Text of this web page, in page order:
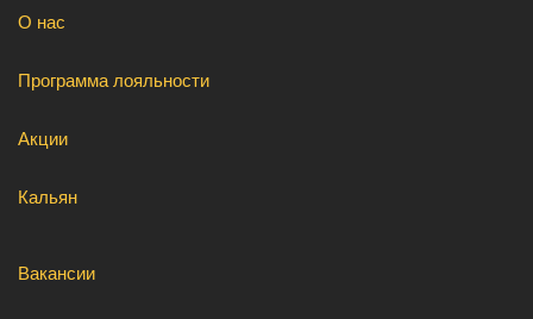
О нас
Программа лояльности
Акции
Кальян
Вакансии